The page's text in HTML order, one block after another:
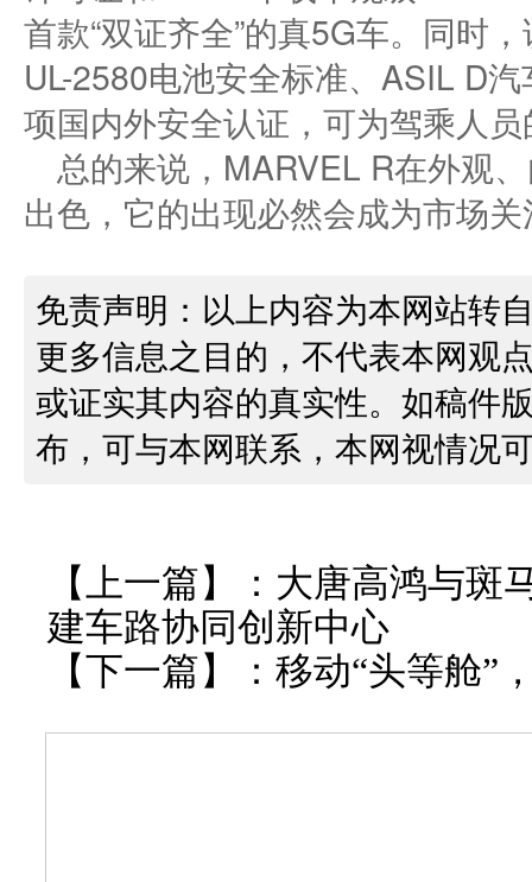
首款“双证齐全”的真5G车。同时
UL-2580电池安全标准、ASIL D
项国内外安全认证，可为驾乘人
总的来说，MARVEL R在外观
出色，它的出现必然会成为市场
免责声明：以上内容为本网站转
更多信息之目的，不代表本网观
或证实其内容的真实性。如稿件
布，可与本网联系，本网视情况
【上一篇】： 大唐高鸿与斑
建车路协同创新中心
【下一篇】： 移动“头等舱”